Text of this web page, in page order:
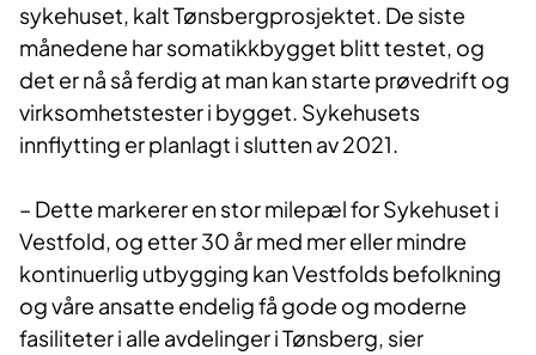
sykehuset, kalt Tønsbergprosjektet. De siste
månedene har somatikkbygget blitt testet, og
det er nå så ferdig at man kan starte prøvedrift og
virksomhetstester i bygget. Sykehusets
innflytting er planlagt i slutten av 2021.
– Dette markerer en stor milepæl for Sykehuset i
Vestfold, og etter 30 år med mer eller mindre
kontinuerlig utbygging kan Vestfolds befolkning
og våre ansatte endelig få gode og moderne
fasiliteter i alle avdelinger i Tønsberg, sier